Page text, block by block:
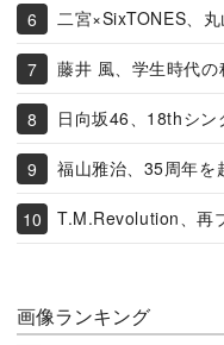
二宮×SixTONES、
藤井 風、学生時代
日向坂46、18thシン
福山雅治、35周年を
T.M.Revolution、再
画像ランキング